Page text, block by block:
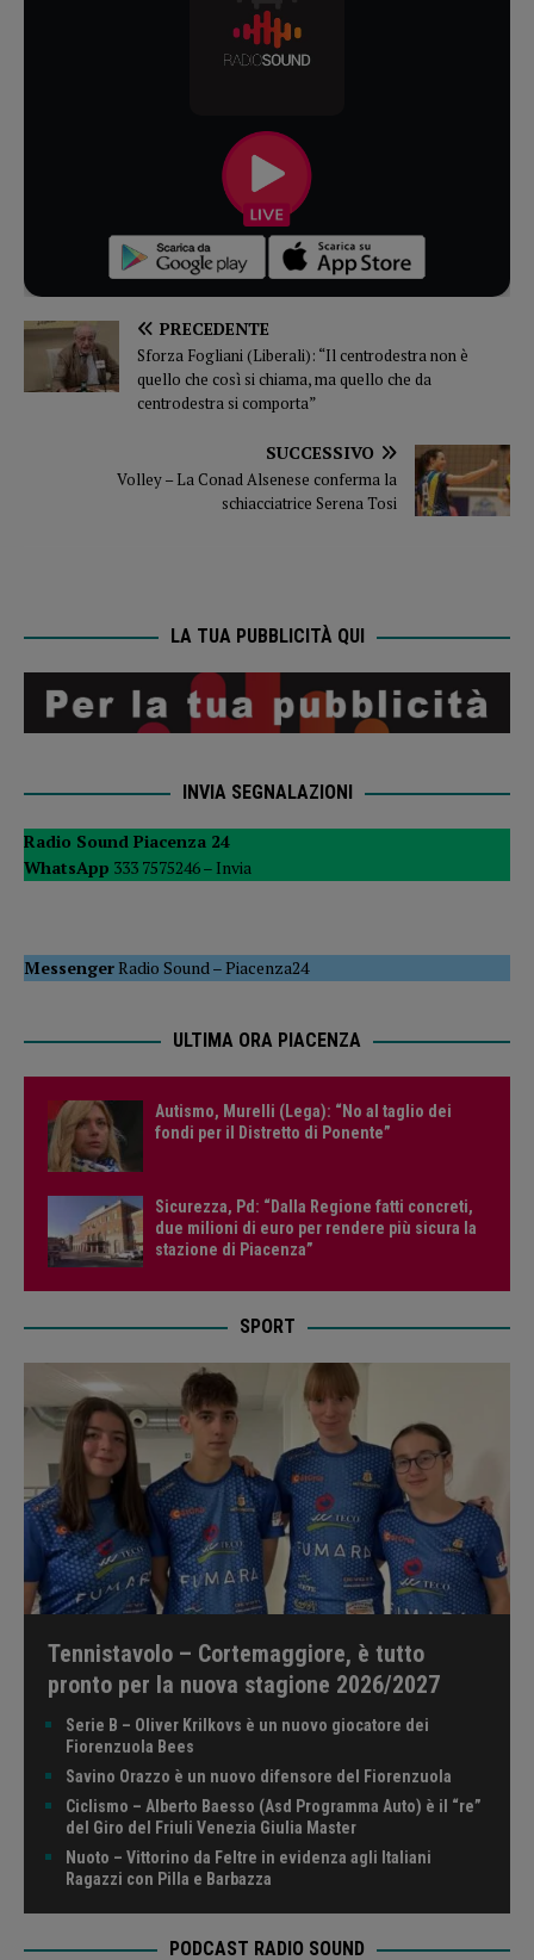
PRECEDENTE
Sforza Fogliani (Liberali): “Il centrodestra non è
quello che così si chiama, ma quello che da
centrodestra si comporta”
SUCCESSIVO
Volley – La Conad Alsenese conferma la
schiacciatrice Serena Tosi
LA TUA PUBBLICITÀ QUI
INVIA SEGNALAZIONI
Radio Sound Piacenza 24
WhatsApp 333 7575246 – Invia
MessengerRadio Sound–Piacenza24
ULTIMA ORA PIACENZA
Autismo, Murelli (Lega): “No al taglio dei
fondi per il Distretto di Ponente”
Sicurezza, Pd: “Dalla Regione fatti concreti,
due milioni di euro per rendere più sicura la
stazione di Piacenza”
SPORT
Tennistavolo – Cortemaggiore, è tutto
pronto per la nuova stagione 2026/2027
Serie B – Oliver Krilkovs è un nuovo giocatore dei
Fiorenzuola Bees
Savino Orazzo è un nuovo difensore del Fiorenzuola
Ciclismo – Alberto Baesso (Asd Programma Auto) è il “re”
del Giro del Friuli Venezia Giulia Master
Nuoto – Vittorino da Feltre in evidenza agli Italiani
Ragazzi con Pilla e Barbazza
PODCAST RADIO SOUND